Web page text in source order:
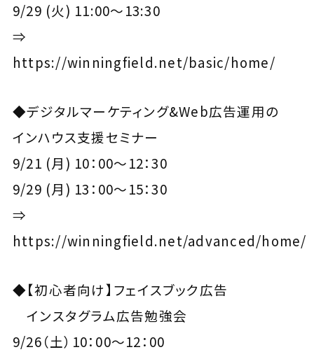
9/29 (火) 11:00～13:30
⇒
https://winningfield.net/basic/home/
◆デジタルマーケティング&Web広告運用の
インハウス支援セミナー
9/21 (月) 10：00～12：30
9/29 (月) 13：00～15：30
⇒
https://winningfield.net/advanced/home/
◆【初心者向け】フェイスブック広告
インスタグラム広告勉強会
9/26（土）10：00～12：00